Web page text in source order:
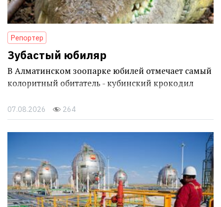
Репортер
Зубастый юбиляр
В Алматинском зоопарке юбилей отмечает самый
колоритный обитатель - кубинский крокодил
07.08.2026 264